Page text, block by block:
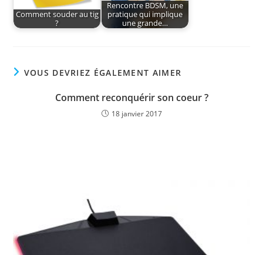
Comment souder au tig
?
Rencontre BDSM, une
pratique qui implique
une grande…
VOUS DEVRIEZ ÉGALEMENT AIMER
Comment reconquérir son coeur ?
18 janvier 2017